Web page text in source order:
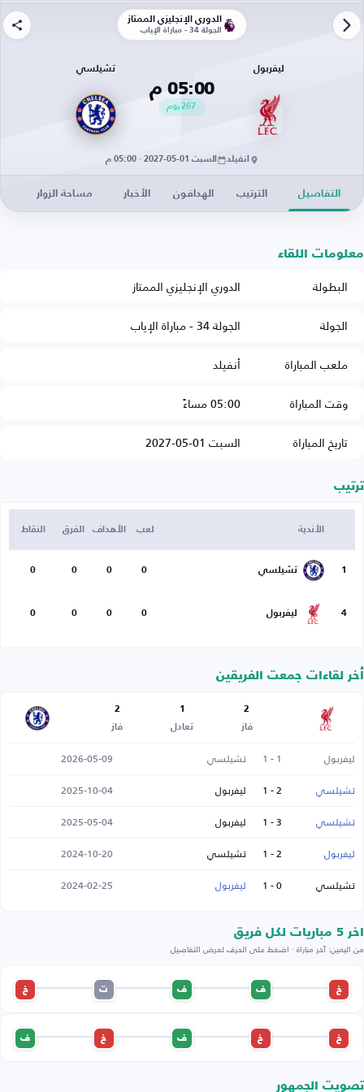
الدوري الإنجليزي الممتاز
الجولة 34 - مباراة الإياب
ليفربول
05:00 م
267يوم
تشيلسي
أنفيلد السبت 01-05-2027 · 05:00 م
التفاصيل الترتيب الهدافون الأخبار مساحة الزوار
معلومات اللقاء
البطولة
الدوري الإنجليزي الممتاز
الجولة
الجولة 34 - مباراة الإياب
ملعب المباراة
أنفيلد
وقت المباراة
05:00 مساءً
تاريخ المباراة
السبت 01-05-2027
ترتيب
الأندية لعب الأهداف الفرق النقاط
1 تشيلسي 0
0
0
0
4 ليفربول 0
0
0
0
أخر لقاءات جمعت الفريقين
2
فاز
1
تعادل
2
فاز
ليفربول 1 - 1 تشيلسي
2026-05-09
تشيلسي
2 - 1 ليفربول
2025-10-04
تشيلسي
3 - 1 ليفربول
2025-05-04
ليفربول
2 - 1 تشيلسي
2024-10-20
تشيلسي
0 - 1 ليفربول 2024-02-25
اخر 5 مباريات لكل فريق
من اليمين: آخر مباراة · اضغط على الحرف لعرض التفاصيل
خ ف ف ت خ
خ خ ف خ ف
تصويت الجمهور